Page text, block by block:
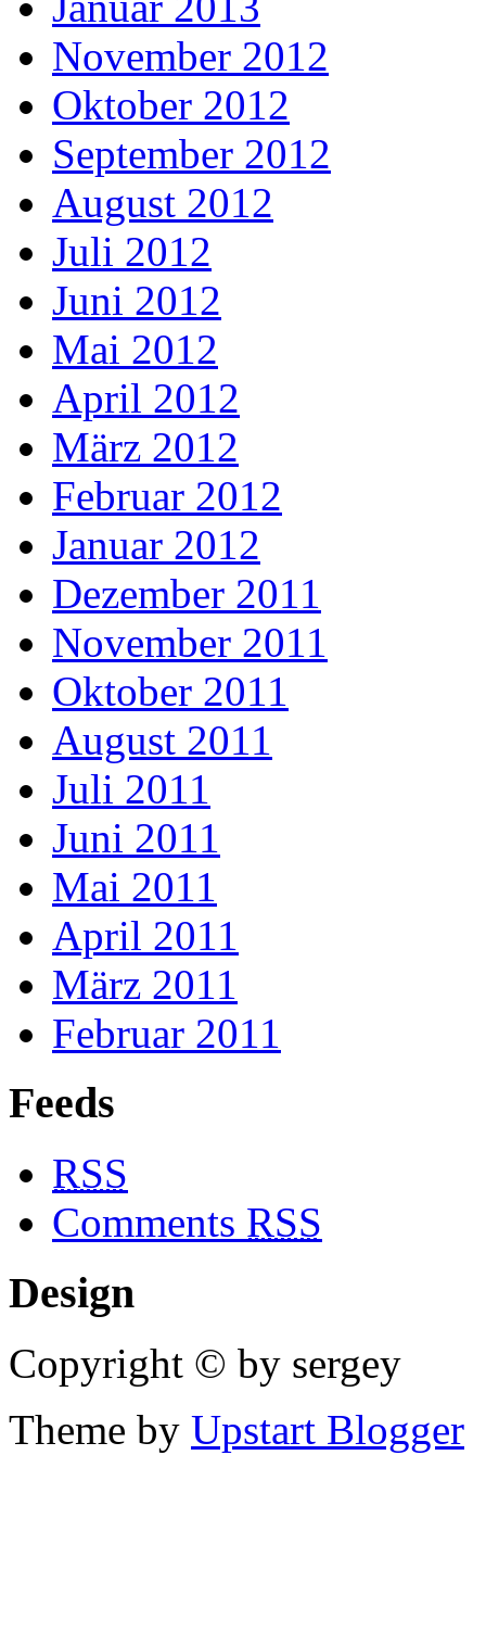
November 2012
Oktober 2012
September 2012
August 2012
Juli 2012
Juni 2012
Mai 2012
April 2012
März 2012
Februar 2012
Januar 2012
Dezember 2011
November 2011
Oktober 2011
August 2011
Juli 2011
Juni 2011
Mai 2011
April 2011
März 2011
Februar 2011
Feeds
RSS
Comments RSS
Design
Copyright © by sergey
Theme by Upstart Blogger